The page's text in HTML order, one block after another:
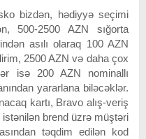
bizdən, hədiyyə seçimi
500-2500 AZN sığorta
asılı olaraq 100 AZN
2500 AZN və daha çox
isə 200 AZN nominallı
yararlana biləcəklər.
kartı, Bravo alış-veriş
istənilən brend üzrə müştəri
təqdim edilən kod